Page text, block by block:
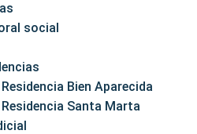
social
Residencia Bien Aparecida
Residencia Santa Marta